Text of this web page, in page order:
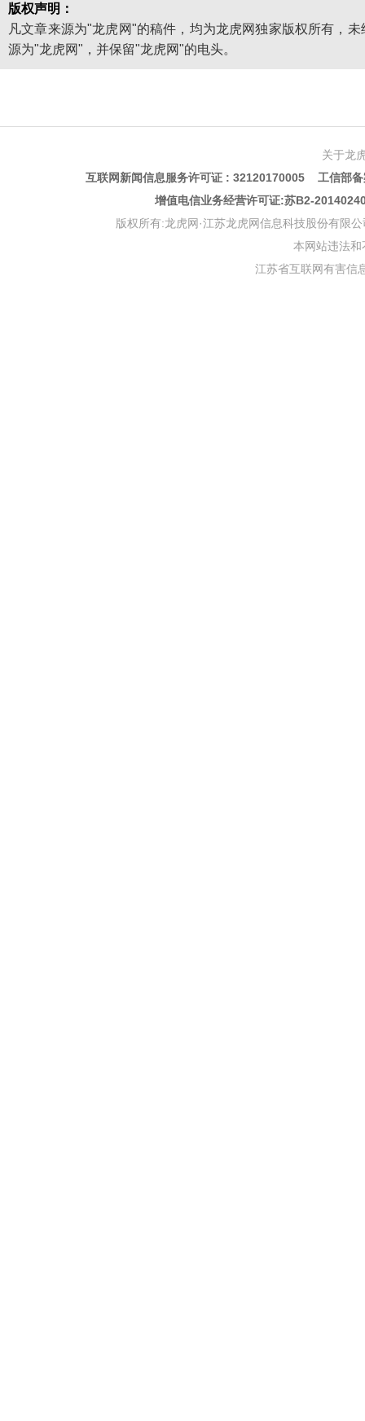
版权声明：
凡文章来源为"龙虎网"的稿件，均为龙虎网独家版权所有，
源为"龙虎网"，并保留"龙虎网"的电头。
关于龙
互联网新闻信息服务许可证 : 32120170005 工信部
增值电信业务经营许可证:苏B2-
版权所有:龙虎网·江苏龙虎网信息科技股份有限
本网站违法
江苏省互联网有害